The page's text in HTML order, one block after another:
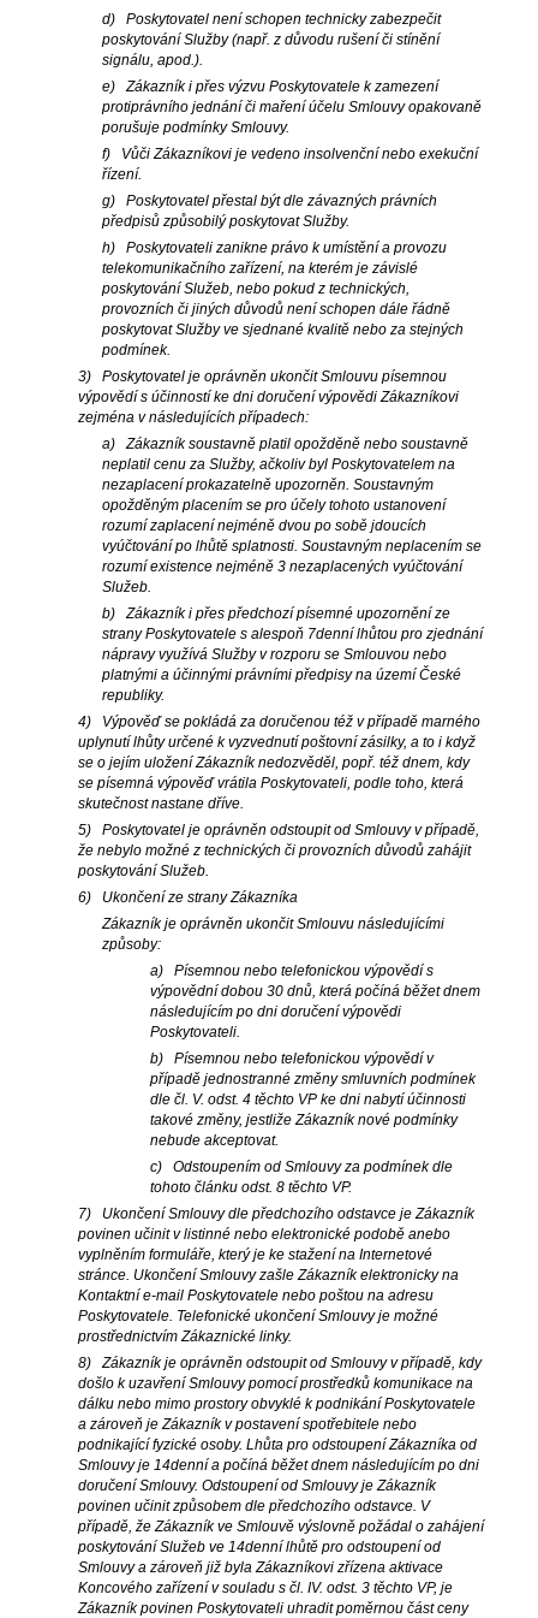
d) Poskytovatel není schopen technicky zabezpečit
poskytování Služby (např. z důvodu rušení či stínění
signálu, apod.).
e) Zákazník i přes výzvu Poskytovatele k zamezení
protiprávního jednání či maření účelu Smlouvy opakovaně
porušuje podmínky Smlouvy.
f) Vůči Zákazníkovi je vedeno insolvenční nebo exekuční
řízení.
g) Poskytovatel přestal být dle závazných právních
předpisů způsobilý poskytovat Služby.
h) Poskytovateli zanikne právo k umístění a provozu
telekomunikačního zařízení, na kterém je závislé
poskytování Služeb, nebo pokud z technických,
provozních či jiných důvodů není schopen dále řádně
poskytovat Služby ve sjednané kvalitě nebo za stejných
podmínek.
3) Poskytovatel je oprávněn ukončit Smlouvu písemnou
výpovědí s účinností ke dni doručení výpovědi Zákazníkovi
zejména v následujících případech:
a) Zákazník soustavně platil opožděně nebo soustavně
neplatil cenu za Služby, ačkoliv byl Poskytovatelem na
nezaplacení prokazatelně upozorněn. Soustavným
opožděným placením se pro účely tohoto ustanovení
rozumí zaplacení nejméně dvou po sobě jdoucích
vyúčtování po lhůtě splatnosti. Soustavným neplacením se
rozumí existence nejméně 3 nezaplacených vyúčtování
Služeb.
b) Zákazník i přes předchozí písemné upozornění ze
strany Poskytovatele s alespoň 7denní lhůtou pro zjednání
nápravy využívá Služby v rozporu se Smlouvou nebo
platnými a účinnými právními předpisy na území České
republiky.
4) Výpověď se pokládá za doručenou též v případě marného
uplynutí lhůty určené k vyzvednutí poštovní zásilky, a to i když
se o jejím uložení Zákazník nedozvěděl, popř. též dnem, kdy
se písemná výpověď vrátila Poskytovateli, podle toho, která
skutečnost nastane dříve.
5) Poskytovatel je oprávněn odstoupit od Smlouvy v případě,
že nebylo možné z technických či provozních důvodů zahájit
poskytování Služeb.
6) Ukončení ze strany Zákazníka
Zákazník je oprávněn ukončit Smlouvu následujícími
způsoby:
a) Písemnou nebo telefonickou výpovědí s
výpovědní dobou 30 dnů, která počíná běžet dnem
následujícím po dni doručení výpovědi
Poskytovateli.
b) Písemnou nebo telefonickou výpovědí v
případě jednostranné změny smluvních podmínek
dle čl. V. odst. 4 těchto VP ke dni nabytí účinnosti
takové změny, jestliže Zákazník nové podmínky
nebude akceptovat.
c) Odstoupením od Smlouvy za podmínek dle
tohoto článku odst. 8 těchto VP.
7) Ukončení Smlouvy dle předchozího odstavce je Zákazník
povinen učinit v listinné nebo elektronické podobě anebo
vyplněním formuláře, který je ke stažení na Internetové
stránce. Ukončení Smlouvy zašle Zákazník elektronicky na
Kontaktní e-mail Poskytovatele nebo poštou na adresu
Poskytovatele. Telefonické ukončení Smlouvy je možné
prostřednictvím Zákaznické linky.
8) Zákazník je oprávněn odstoupit od Smlouvy v případě, kdy
došlo k uzavření Smlouvy pomocí prostředků komunikace na
dálku nebo mimo prostory obvyklé k podnikání Poskytovatele
a zároveň je Zákazník v postavení spotřebitele nebo
podnikající fyzické osoby. Lhůta pro odstoupení Zákazníka od
Smlouvy je 14denní a počíná běžet dnem následujícím po dni
doručení Smlouvy. Odstoupení od Smlouvy je Zákazník
povinen učinit způsobem dle předchozího odstavce. V
případě, že Zákazník ve Smlouvě výslovně požádal o zahájení
poskytování Služeb ve 14denní lhůtě pro odstoupení od
Smlouvy a zároveň již byla Zákazníkovi zřízena aktivace
Koncového zařízení v souladu s čl. IV. odst. 3 těchto VP, je
Zákazník povinen Poskytovateli uhradit poměrnou část ceny